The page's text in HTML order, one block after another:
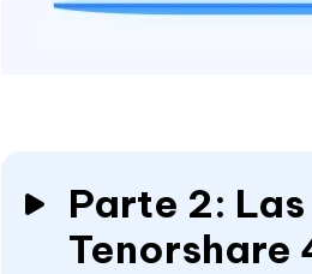
Parte 2:
Tenorshare